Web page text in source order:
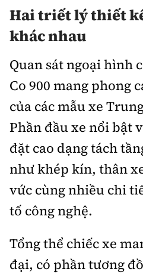
Hai triết lý thiết
khác nhau
Quan sát ngoại hình
Co 900 mang phong
của các mẫu xe
Phần đầu xe nổi bật
đặt cao dạng tách
như khép kín, thân
vức cùng nhiều chi
tố công nghệ.
Tổng thể chiếc xe
đại, có phần tương